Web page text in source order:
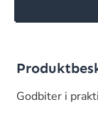
Godbiter i